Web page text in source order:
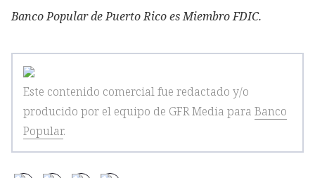
Banco Popular de Puerto Rico es Miembro FDIC.
Este contenido comercial fue redactado y/o
producido por el equipo de GFR Media para Banco
Popular.